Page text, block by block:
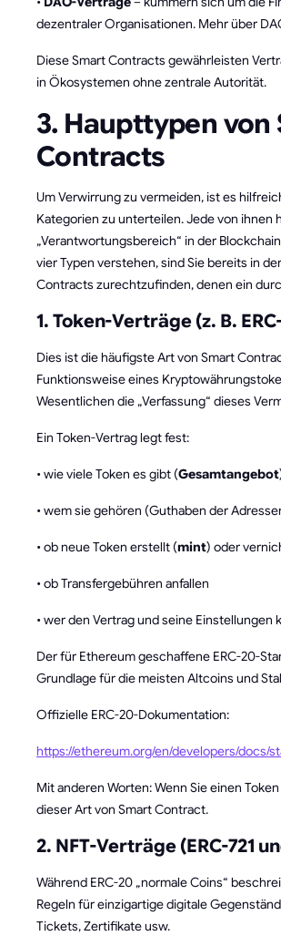
dezentraler Organisationen. Mehr über
Diese Smart Contracts gewährleisten
in Ökosystemen ohne zentrale Autorität.
3. Haupttypen von
Contracts
Um Verwirrung zu vermeiden, ist es
Kategorien zu unterteilen. Jede von ihnen
„Verantwortungsbereich“ in der
vier Typen verstehen, sind Sie bereits in
Contracts zurechtzufinden, denen ein
1. Token-Verträge (z. B.
Dies ist die häufigste Art von Smart
Funktionsweise eines
Wesentlichen die „Verfassung“ dieses
Ein Token-Vertrag legt fest:
• wie viele Token es gibt (Gesamtangebot
• wem sie gehören (Guthaben der
• ob neue Token erstellt (mint) oder
• ob Transfergebühren anfallen
• wer den Vertrag und seine Einstellungen
Der für Ethereum geschaffene ERC-20-
Grundlage für die meisten Altcoins und
Offizielle ERC-20-Dokumentation:
https://ethereum.org/en/developers/docs/
Mit anderen Worten: Wenn Sie einen
dieser Art von Smart Contract.
2. NFT-Verträge (ERC-721
Während ERC-20 „normale Coins“
Regeln für einzigartige digitale
Tickets, Zertifikate usw.